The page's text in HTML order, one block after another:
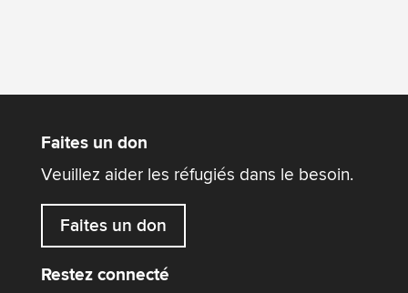
Faites un don
Veuillez aider les réfugiés dans le besoin.
Faites un don
Restez connecté